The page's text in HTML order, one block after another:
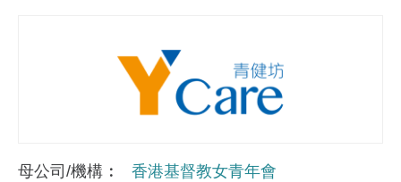
母公司/機構
香港基督教女青年會